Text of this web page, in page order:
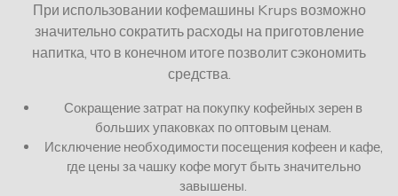
При использовании кофемашины Krups возможно
значительно сократить расходы на приготовление
напитка, что в конечном итоге позволит сэкономить
средства.
Сокращение затрат на покупку кофейных зерен в
больших упаковках по оптовым ценам.
Исключение необходимости посещения кофеен и кафе,
где цены за чашку кофе могут быть значительно
завышены.